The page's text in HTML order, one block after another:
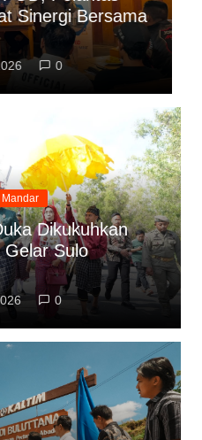
Sinergi Bersama
0
Dikukuhkan
Gelar Sulo
0